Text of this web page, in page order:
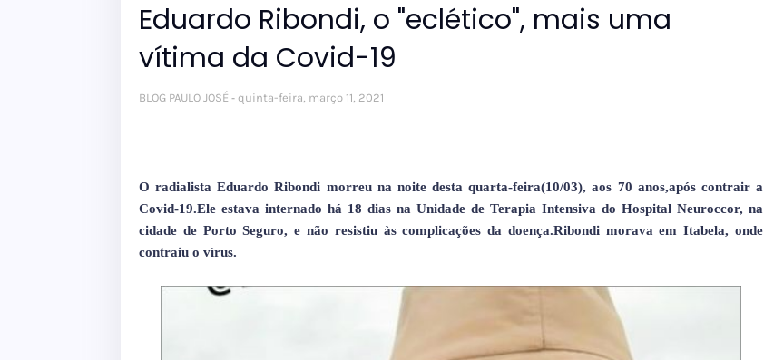
Eduardo Ribondi, o "eclético", mais uma
vítima da Covid-19
BLOG PAULO JOSÉ quinta-feira, março 11, 2021
O radialista Eduardo Ribondi morreu na noite desta quarta-feira(10/03), aos 70 anos,após contrair a
Covid-19.Ele estava internado há 18 dias na Unidade de Terapia Intensiva do Hospital Neuroccor, na
cidade de Porto Seguro, e não resistiu às complicações da doença.Ribondi morava em Itabela, onde
contraiu o vírus.